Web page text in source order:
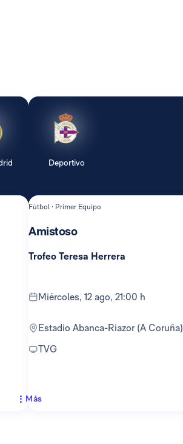
Deportivo
Fútbol · Primer Equipo
Amistoso
Trofeo Teresa Herrera
miércoles, 12 ago, 21:00 h
Estadio Abanca-Riazor (A Coruña)
TVG
Más